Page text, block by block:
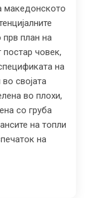
македонското
план на
постар човек,
на
својата
во плохи,
со груба
на топли
на